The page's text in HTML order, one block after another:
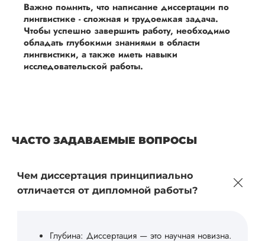
Важно помнить, что написание диссертации по
лингвистике - сложная и трудоемкая задача.
Чтобы успешно завершить работу, необходимо
обладать глубокими знаниями в области
лингвистики, а также иметь навыки
исследовательской работы.
ЧАСТО ЗАДАВАЕМЫЕ ВОПРОСЫ
Чем диссертация принципиально
отличается от дипломной работы?
Глубина: Диссертация — это научная новизна.